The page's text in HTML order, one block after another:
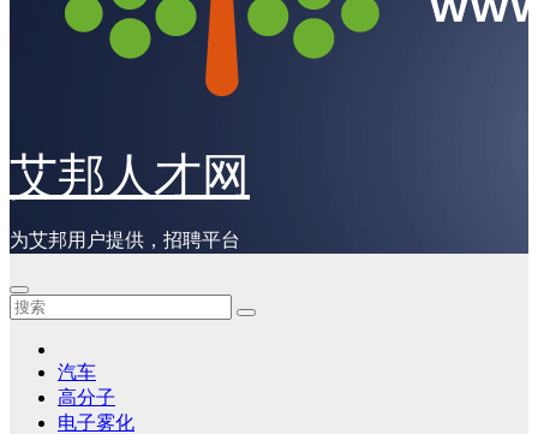
艾邦人才网
为艾邦用户提供，招聘平台
汽车
高分子
电子雾化